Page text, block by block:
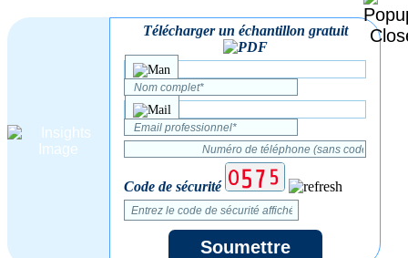
Télécharger un échantillon gratuit
Code de sécurité
Soumettre